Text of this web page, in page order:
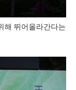
해 뛰어올라간다는